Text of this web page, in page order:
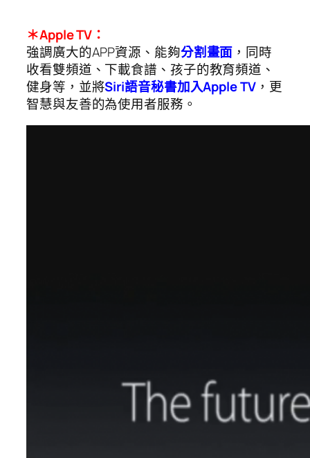
＊Apple TV：
強調廣大的APP資源、能夠分割畫面 ，同時
收看雙頻道、下載食譜、孩子的教育頻道、
健身等，並將Siri語音秘書加入Apple TV，更
智慧與友善的為使用者服務。